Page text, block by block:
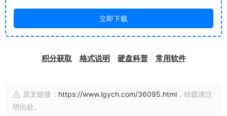
立即下载
积分获取 格式说明 硬盘科普 常用软件
原文链接： https://www.lgych.com/36095.html ，转载请注
明出处。